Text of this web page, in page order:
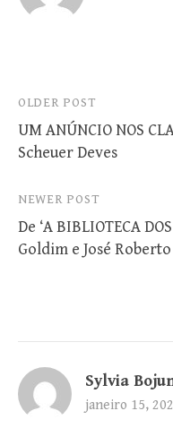
Post
navigation
OLDER POST
UM ANÚNCIO NOS
Scheuer Deves
NEWER POST
De ‘A BIBLIOTECA
Goldim e José
Sylvia
janeiro 15,